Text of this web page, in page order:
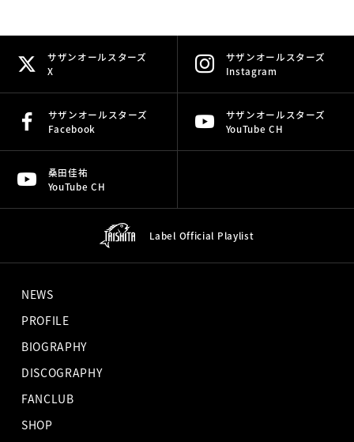
サザンオールスターズ
X
サザンオールスターズ
Instagram
サザンオールスターズ
Facebook
サザンオールスターズ
YouTube CH
桑田佳祐
YouTube CH
Label Official Playlist
NEWS
PROFILE
BIOGRAPHY
DISCOGRAPHY
FANCLUB
SHOP